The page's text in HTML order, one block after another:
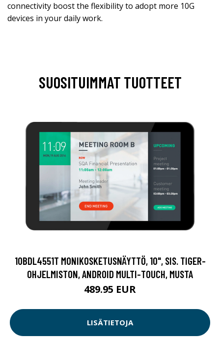
connectivity boost the flexibility to adopt more 10G
devices in your daily work.
SUOSITUIMMAT TUOTTEET
10BDL4551T MONIKOSKETUSNÄYTTÖ, 10", SIS. TIGER-
OHJELMISTON, ANDROID MULTI-TOUCH, MUSTA
489.95 EUR
LISÄTIETOJA